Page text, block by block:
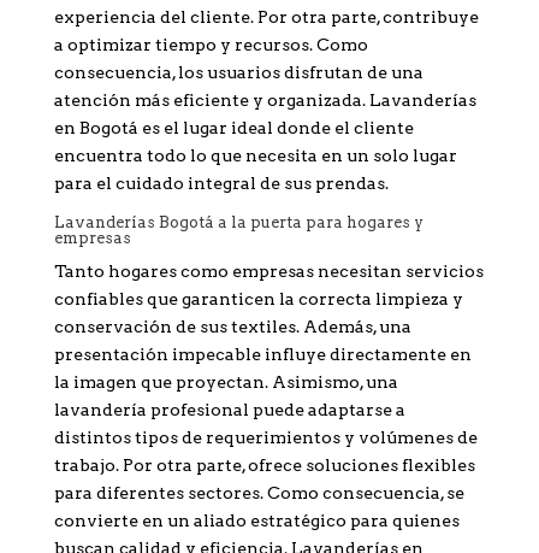
experiencia del cliente. Por otra parte, contribuye
a optimizar tiempo y recursos. Como
consecuencia, los usuarios disfrutan de una
atención más eficiente y organizada. Lavanderías
en Bogotá es el lugar ideal donde el cliente
encuentra todo lo que necesita en un solo lugar
para el cuidado integral de sus prendas.
Lavanderías Bogotá a la puerta para hogares y
empresas
Tanto hogares como empresas necesitan servicios
confiables que garanticen la correcta limpieza y
conservación de sus textiles. Además, una
presentación impecable influye directamente en
la imagen que proyectan. Asimismo, una
lavandería profesional puede adaptarse a
distintos tipos de requerimientos y volúmenes de
trabajo. Por otra parte, ofrece soluciones flexibles
para diferentes sectores. Como consecuencia, se
convierte en un aliado estratégico para quienes
buscan calidad y eficiencia. Lavanderías en